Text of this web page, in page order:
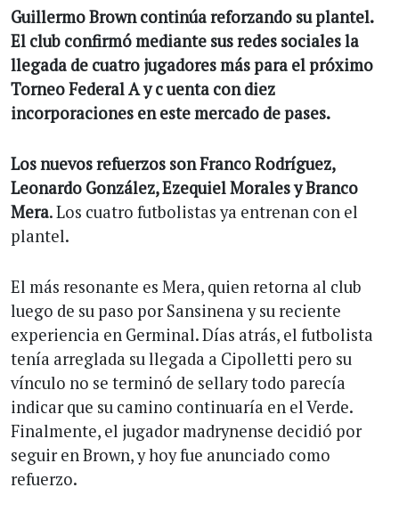
Guillermo Brown continúa reforzando su plantel.
El club confirmó mediante sus redes sociales la
llegada de cuatro jugadores más para el próximo
Torneo Federal A y c uenta con diez
incorporaciones en este mercado de pases.
Los nuevos refuerzos son Franco Rodríguez,
Leonardo González, Ezequiel Morales y Branco
Mera. Los cuatro futbolistas ya entrenan con el
plantel.
El más resonante es Mera, quien retorna al club
luego de su paso por Sansinena y su reciente
experiencia en Germinal. Días atrás, el futbolista
tenía arreglada su llegada a Cipolletti pero su
vínculo no se terminó de sellary todo parecía
indicar que su camino continuaría en el Verde.
Finalmente, el jugador madrynense decidió por
seguir en Brown, y hoy fue anunciado como
refuerzo.